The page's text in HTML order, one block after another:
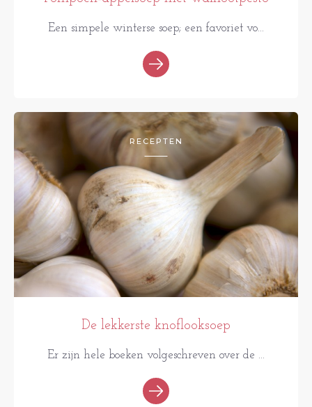
Een simpele winterse soep; een favoriet vo...
RECEPTEN
De lekkerste knoflooksoep
Er zijn hele boeken volgeschreven over de ...